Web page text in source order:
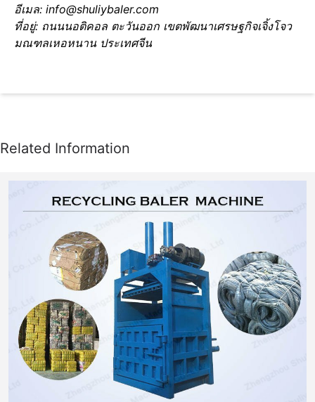
อีเมล: info@shuliybaler.com
ที่อยู่: ถนนนอติคอล ตะวันออก เขตพัฒนาเศรษฐกิจเจิ้งโจว
มณฑลเหอหนาน ประเทศจีน